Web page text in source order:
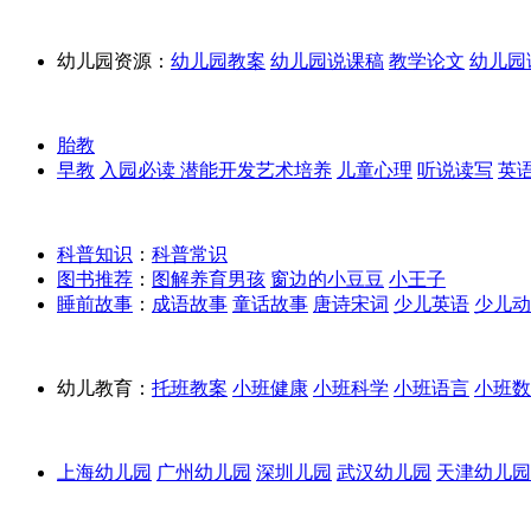
幼儿园资源： 幼儿园教案 幼儿园说课稿 教学论文 幼儿园
胎教
早教 入园必读 潜能开发艺术培养 儿童心理 听说读写 英
科普知识 ： 科普常识
图书推荐 ： 图解养育男孩 窗边的小豆豆 小王子
睡前故事 ： 成语故事 童话故事 唐诗宋词 少儿英语 少儿
幼儿教育： 托班教案 小班健康 小班科学 小班语言 小班
上海幼儿园 广州幼儿园 深圳儿园 武汉幼儿园 天津幼儿园